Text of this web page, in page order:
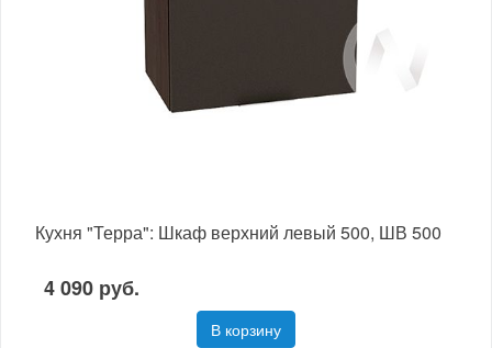
Кухня "Терра": Шкаф верхний левый 500, ШВ 500
4 090 руб.
В корзину